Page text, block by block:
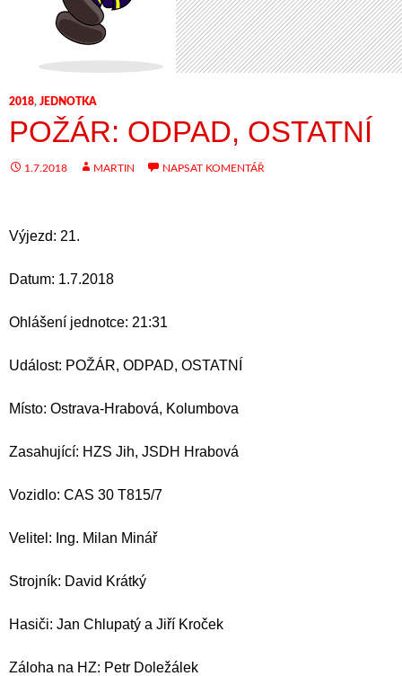
2018, JEDNOTKA
POŽÁR: ODPAD, OSTATNÍ
1.7.2018 MARTIN NAPSAT KOMENTÁŘ
Výjezd: 21.
Datum: 1.7.2018
Ohlášení jednotce: 21:31
Událost: POŽÁR, ODPAD, OSTATNÍ
Místo: Ostrava-Hrabová, Kolumbova
Zasahující: HZS Jih, JSDH Hrabová
Vozidlo: CAS 30 T815/7
Velitel: Ing. Milan Minář
Strojník: David Krátký
Hasiči: Jan Chlupatý a Jiří Kroček
Záloha na HZ: Petr Doležálek